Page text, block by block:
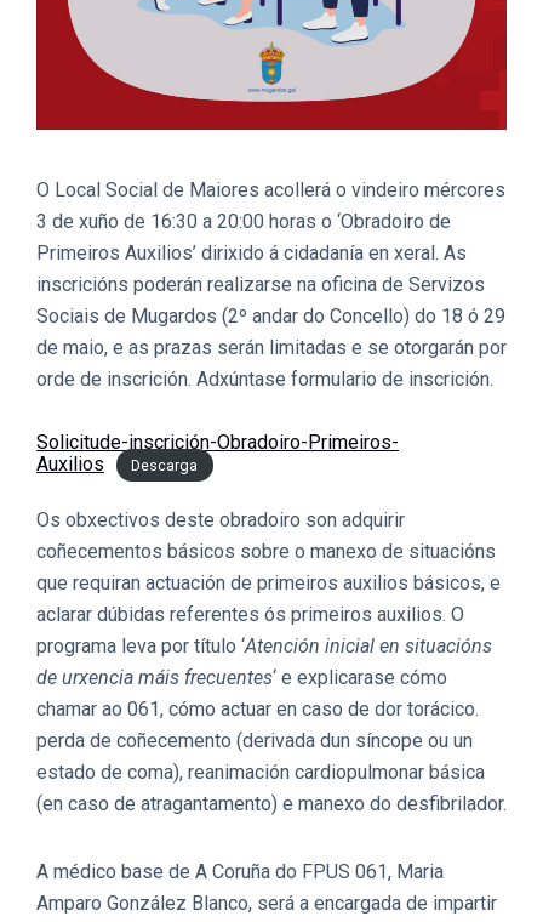
O Local Social de Maiores acollerá o vindeiro mércores
3 de xuño de 16:30 a 20:00 horas o ‘Obradoiro de
Primeiros Auxilios’ dirixido á cidadanía en xeral. As
inscricións poderán realizarse na oficina de Servizos
Sociais de Mugardos (2º andar do Concello) do 18 ó 29
de maio, e as prazas serán limitadas e se otorgarán por
orde de inscrición. Adxúntase formulario de inscrición.
Solicitude-inscrición-Obradoiro-Primeiros-
Auxilios
Descarga
Os obxectivos deste obradoiro son adquirir
coñecementos básicos sobre o manexo de situacións
que requiran actuación de primeiros auxilios básicos, e
aclarar dúbidas referentes ós primeiros auxilios. O
programa leva por título ‘Atención inicial en situacións
de urxencia máis frecuentes‘ e explicarase cómo
chamar ao 061, cómo actuar en caso de dor torácico.
perda de coñecemento (derivada dun síncope ou un
estado de coma), reanimación cardiopulmonar básica
(en caso de atragantamento) e manexo do desfibrilador.
A médico base de A Coruña do FPUS 061, Maria
Amparo González Blanco, será a encargada de impartir